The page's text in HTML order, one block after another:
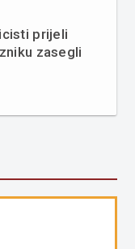
prijeli
zasegli